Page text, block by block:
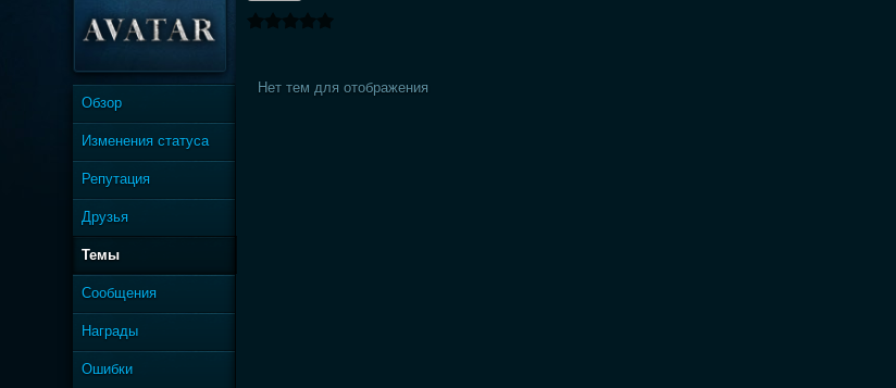
Обзор
Изменения статуса
Репутация
Друзья
Темы
Сообщения
Награды
Ошибки
Нет тем для отображения